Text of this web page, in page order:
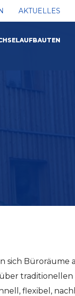
AKTUELLES
sich Büroräume
traditionellen
flexibel,